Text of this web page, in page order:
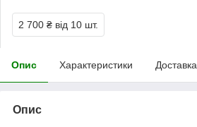
2 700 ₴ від 10 шт.
Опис Характеристики Доставка
Опис